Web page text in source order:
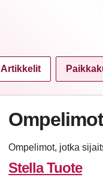
Artikkelit
Ompelimot, jotka
Stella Tuote